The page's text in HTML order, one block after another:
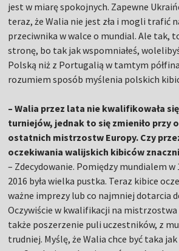
jest w miarę spokojnych. Zapewne
teraz, że Walia nie jest zła i mogli trafić
przeciwnika w walce o mundial. Ale tak,
stronę, bo tak jak wspomniałeś,
Polską niż z Portugalią w tamtym
rozumiem sposób myślenia polskich
– Walia przez lata nie kwalifikowała
turniejów, jednak to się zmieniło przy
ostatnich mistrzostw Europy. Czy
oczekiwania walijskich kibiców
– Zdecydowanie. Pomiędzy mundialem w
2016 była wielka pustka. Teraz kibice
ważne imprezy lub co najmniej dotarcia
Oczywiście w kwalifikacji na
także poszerzenie puli uczestników, z
trudniej. Myślę, że Walia chce być taka